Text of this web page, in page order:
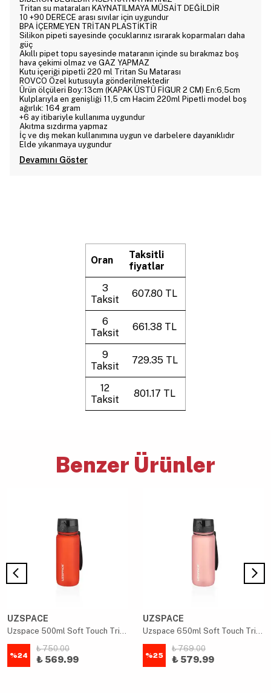
Tritan su mataraları KAYNATILMAYA MÜSAİT DEĞİLDİR
10 +90 DERECE arası sıvılar için uygundur
BPA İÇERMEYEN TRİTAN PLASTİKTİR
Silikon pipeti sayesinde çocuklarınız ısırarak koparmaları daha
güç
Akıllı pipet topu sayesinde mataranın içinde su bırakmaz boş
hava çekimi olmaz ve GAZ YAPMAZ
Kutu içeriği pipetli 220 ml Tritan Su Matarası
ROVCO Özel kutusuyla gönderilmektedir
Ürün ölçüleri Boy:13cm (KAPAK ÜSTÜ FİGUR 2 CM) En:6,5cm
Kulplarıyla en genişliği 11,5 cm Hacim 220ml Pipetli model boş
ağırlık: 164 gram
+6 ay itibariyle kullanıma uygundur
Akıtma sızdırma yapmaz
İç ve dış mekan kullanımına uygun ve darbelere dayanıklıdır
Elde yıkanmaya uygundur
Devamını Göster
Oran
Taksitli
fiyatlar
3
Taksit
607.80 TL
6
Taksit
661.38 TL
9
Taksit
729.35 TL
12
Taksit
801.17 TL
Benzer Ürünler
UZSPACE
Uzspace 500ml Soft Touch Tritan Su Matarası Kırmızı
%24
₺ 750.00
₺ 569.99
UZSPACE
Uzspace 650ml Soft Touch Tritan Su Matarası Pudra Pembe
%25
₺ 769.00
₺ 579.99